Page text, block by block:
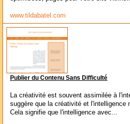
www.tildabatel.com
Publier du Contenu Sans Difficulté
La créativité est souvent assimilée à
suggère que la créativité et l'intelligence
Cela signifie que l'intelligence avec...